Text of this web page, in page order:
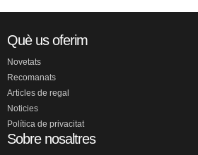
Què us oferim
Novetats
Recomanats
Articles de regal
Noticies
Política de privacitat
Sobre nosaltres